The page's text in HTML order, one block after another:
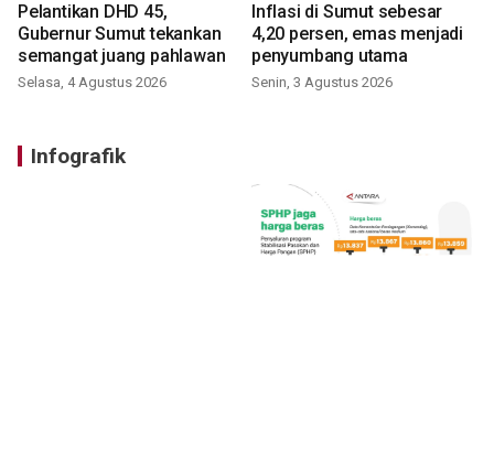
Pelantikan DHD 45,
Gubernur Sumut tekankan
semangat juang pahlawan
Selasa, 4 Agustus 2026
Inflasi di Sumut sebesar
4,20 persen, emas menjadi
penyumbang utama
Senin, 3 Agustus 2026
Infografik